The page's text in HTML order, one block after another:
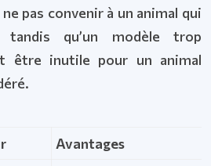
pas convenir à un animal qui
qu’un modèle trop
être inutile pour un animal
Avantages